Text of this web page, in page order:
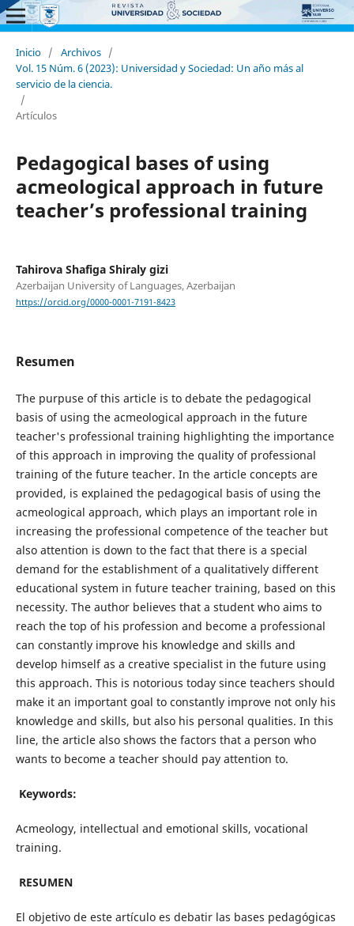
Inicio / Archivos /
Vol. 15 Núm. 6 (2023): Universidad y Sociedad: Un año más al
servicio de la ciencia.
/
Artículos
Pedagogical bases of using
acmeological approach in future
teacher’s professional training
Tahirova Shafiga Shiraly gizi
Azerbaijan University of Languages, Azerbaijan
https://orcid.org/0000-0001-7191-8423
Resumen
The purpuse of this article is to debate the pedagogical
basis of using the acmeological approach in the future
teacher's professional training highlighting the importance
of this approach in improving the quality of professional
training of the future teacher. In the article concepts are
provided, is explained the pedagogical basis of using the
acmeological approach, which plays an important role in
increasing the professional competence of the teacher but
also attention is down to the fact that there is a special
demand for the establishment of a qualitatively different
educational system in future teacher training, based on this
necessity. The author believes that a student who aims to
reach the top of his profession and become a professional
can constantly improve his knowledge and skills and
develop himself as a creative specialist in the future using
this approach. This is notorious today since teachers should
make it an important goal to constantly improve not only his
knowledge and skills, but also his personal qualities. In this
line, the article also shows the factors that a person who
wants to become a teacher should pay attention to.
Keywords:
Acmeology, intellectual and emotional skills, vocational
training.
RESUMEN
El objetivo de este artículo es debatir las bases pedagógicas